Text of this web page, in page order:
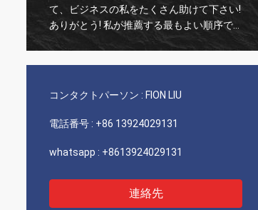
て、ビジネスの私をたくさん助けて下さい!
ありがとう! 私が推薦する最もよい順序で
すべて、良質の商品、速い船積みおよび非
接触します
コンタクトパーソン : FION LIU
電話番号 : +86 13924029131
whatsapp : +8613924029131
連絡先